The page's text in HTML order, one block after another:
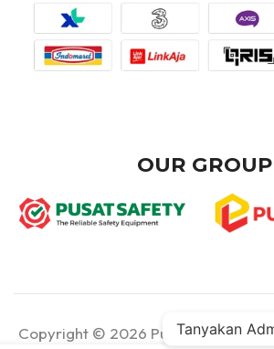
OUR GROUP
Copyright © 2026 Pusat Teknik -
Tanyakan